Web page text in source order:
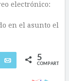
electrónico:
en el asunto el
Email 5
COMPARTIR